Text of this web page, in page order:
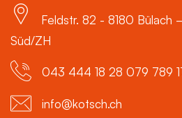
Feldstr. 82 - 8180 Bülach
Süd/ZH
043 444 18 28 079 789
info@kotsch.ch